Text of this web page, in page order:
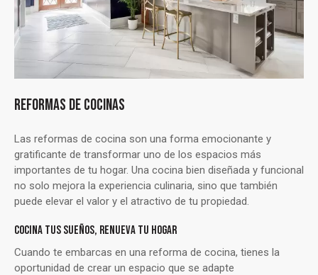
REFORMAS DE COCINAS
Las reformas de cocina son una forma emocionante y
gratificante de transformar uno de los espacios más
importantes de tu hogar. Una cocina bien diseñada y funcional
no solo mejora la experiencia culinaria, sino que también
puede elevar el valor y el atractivo de tu propiedad.
COCINA TUS SUEÑOS, RENUEVA TU HOGAR
Cuando te embarcas en una reforma de cocina, tienes la
oportunidad de crear un espacio que se adapte